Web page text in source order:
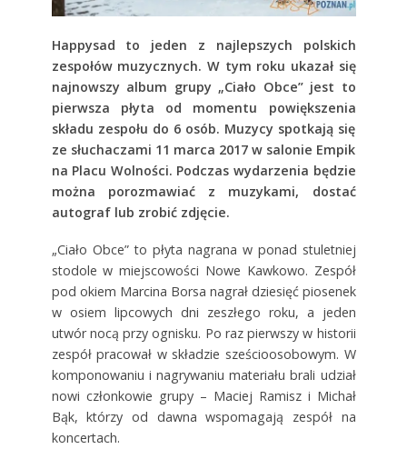
Happysad to jeden z najlepszych polskich
zespołów muzycznych. W tym roku ukazał się
najnowszy album grupy „Ciało Obce” jest to
pierwsza płyta od momentu powiększenia
składu zespołu do 6 osób. Muzycy spotkają się
ze słuchaczami 11 marca 2017 w salonie Empik
na Placu Wolności. Podczas wydarzenia będzie
można porozmawiać z muzykami, dostać
autograf lub zrobić zdjęcie.
„Ciało Obce” to płyta nagrana w ponad stuletniej
stodole w miejscowości Nowe Kawkowo. Zespół
pod okiem Marcina Borsa nagrał dziesięć piosenek
w osiem lipcowych dni zeszłego roku, a jeden
utwór nocą przy ognisku. Po raz pierwszy w historii
zespół pracował w składzie sześcioosobowym. W
komponowaniu i nagrywaniu materiału brali udział
nowi członkowie grupy – Maciej Ramisz i Michał
Bąk, którzy od dawna wspomagają zespół na
koncertach.